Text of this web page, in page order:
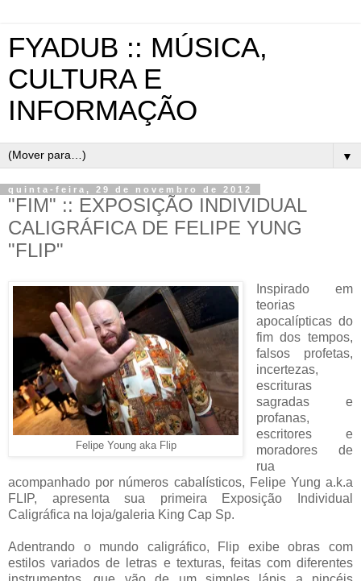
FYADUB :: MÚSICA,
CULTURA E
INFORMAÇÃO
▼
quinta-feira, 29 de novembro de 2012
"FIM" :: EXPOSIÇÃO INDIVIDUAL
CALIGRÁFICA DE FELIPE YUNG
"FLIP"
Felipe Young aka Flip
Inspirado em
teorias
apocalípticas do
fim dos tempos,
falsos profetas,
incertezas,
escrituras
sagradas e
profanas,
escritores e
moradores de
rua
acompanhado por números cabalísticos, Felipe Yung a.k.a
FLIP, apresenta sua primeira Exposição Individual
Caligráfica na loja/galeria King Cap Sp.
Adentrando o mundo caligráfico, Flip exibe obras com
estilos variados de letras e texturas, feitas com diferentes